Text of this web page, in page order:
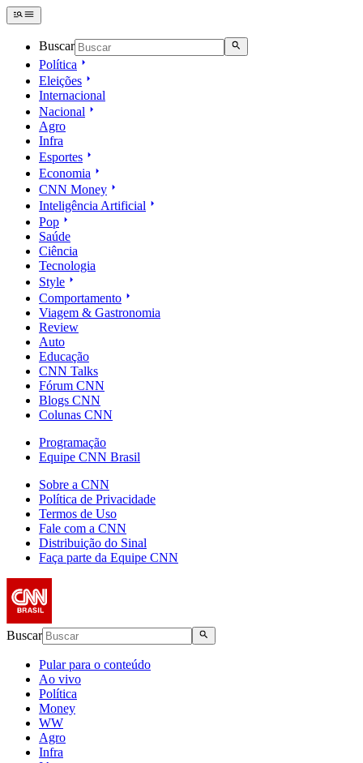
Buscar
Política
Eleições
Internacional
Nacional
Agro
Infra
Esportes
Economia
CNN Money
Inteligência Artificial
Pop
Saúde
Ciência
Tecnologia
Style
Comportamento
Viagem & Gastronomia
Review
Auto
Educação
CNN Talks
Fórum CNN
Blogs CNN
Colunas CNN
Programação
Equipe CNN Brasil
Sobre a CNN
Política de Privacidade
Termos de Uso
Fale com a CNN
Distribuição do Sinal
Faça parte da Equipe CNN
Buscar
Pular para o conteúdo
Ao vivo
Política
Money
WW
Agro
Infra